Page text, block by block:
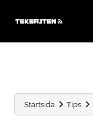
Startsida Tips